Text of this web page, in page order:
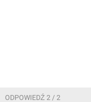
ODPOWIEDŹ 2 / 2